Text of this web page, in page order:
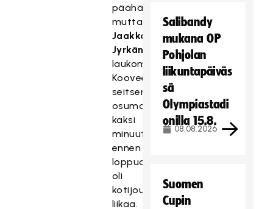
päähän,
mutta
Jaakko
Jyrkän
laukoma
Kooveen
seitsemäs
osuma
kaksi
minuuttia
ennen
loppua
oli
kotijoukkueelle
liikaa.
Salibandy
mukana OP
Pohjolan
liikuntapäiväs
sä
Olympiastadi
onilla 15.8.
08.08.2026
Suomen
Cupin